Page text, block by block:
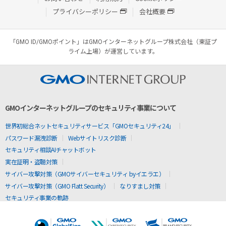
プライバシーポリシー
会社概要
「GMO ID/GMOポイント」はGMOインターネットグループ株式会社（東証プ
ライム上場）が運営しています。
GMOインターネットグループのセキュリティ事業について
世界初総合ネットセキュリティサービス「GMOセキュリティ24」
パスワード漏洩診断
Webサイトリスク診断
セキュリティ相談AIチャットボット
実在証明・盗聴対策
サイバー攻撃対策（GMOサイバーセキュリティ byイエラエ）
サイバー攻撃対策（GMO Flatt Security）
なりすまし対策
セキュリティ事業の軌跡